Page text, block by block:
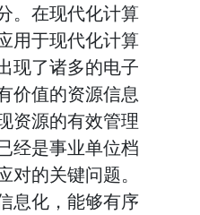
。在现代化计算
用于现代化计算
现了诸多的电子
价值的资源信息
资源的有效管理
经是事业单位档
的关键问题。
息化，能够有序